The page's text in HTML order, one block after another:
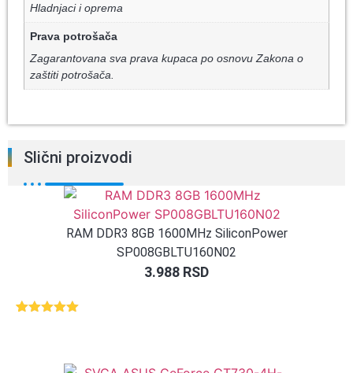
Hladnjaci i oprema
Prava potrošača
Zagarantovana sva prava kupaca po osnovu Zakona o
zaštiti potrošača.
Slični proizvodi
RAM DDR3 8GB 1600MHz SiliconPower
SP008GBLTU160N02
3.988 RSD